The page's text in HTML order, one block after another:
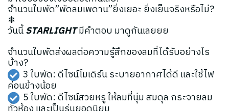
จำนวนใบพัด”พัดลมเพดาน”ยิ่งเยอะ ยิ่งเย็นจริงหรือไม่?
❄
วันนี้STARLIGHTมีคำตอบ มาดูกันเลยยย
จำนวนใบพัดส่งผลต่อความรู้สึกของลมที่ได้รับอย่างไร
บ้าง?
3 ใบพัด: ดีไซน์โมเดิร์น ระบายอากาศได้ดี และใช้ไฟ
ค่อนข้างน้อย
5 ใบพัด: ดีไซน์สวยหรู ให้ลมที่นุ่ม สมดุล กระจายลม